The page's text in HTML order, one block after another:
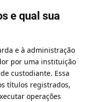
e qual sua
e à administração
por uma instituição
custodiante. Essa
títulos registrados,
operações